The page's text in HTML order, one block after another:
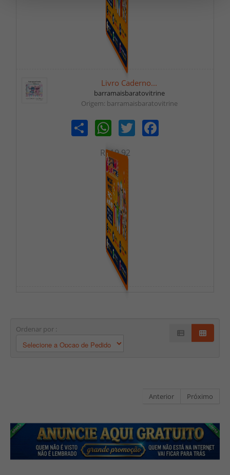
Livro Caderno...
barramaisbaratovitrine
Origem: barramaisbaratovitrine
Share WhatsAppTwitter Facebook
R$19,92
Ordenar por :
Anterior Próximo